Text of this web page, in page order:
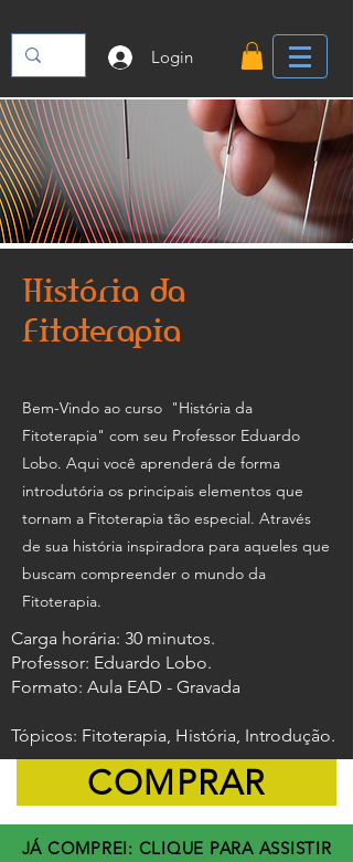
Login
História da
Fitoterapia
Bem-Vindo ao curso "História da
Fitoterapia" com seu Professor Eduardo
Lobo. Aqui você aprenderá de forma
introdutória os principais elementos que
tornam a Fitoterapia tão especial. Através
de sua história inspiradora para aqueles que
buscam compreender o mundo da
Fitoterapia.
Carga horária: 30 minutos.
Professor: Eduardo Lobo.
Formato: Aula EAD - Gravada
Tópicos: Fitoterapia, História, Introdução.
COMPRAR
JÁ COMPREI: CLIQUE PARA ASSISTIR